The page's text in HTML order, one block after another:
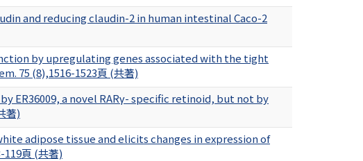
and reducing claudin-2 in human intestinal Caco-2
by upregulating genes associated with the tight
75 (8),1516-1523頁 (共著)
ER36009, a novel RARγ- specific retinoid, but not by
著)
adipose tissue and elicits changes in expression of
頁 (共著)